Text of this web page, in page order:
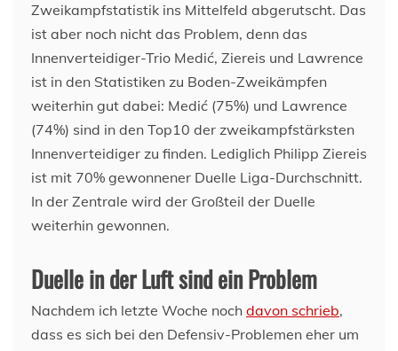
Zweikampfstatistik ins Mittelfeld abgerutscht. Das
ist aber noch nicht das Problem, denn das
Innenverteidiger-Trio Medić, Ziereis und Lawrence
ist in den Statistiken zu Boden-Zweikämpfen
weiterhin gut dabei: Medić (75%) und Lawrence
(74%) sind in den Top10 der zweikampfstärksten
Innenverteidiger zu finden. Lediglich Philipp Ziereis
ist mit 70% gewonnener Duelle Liga-Durchschnitt.
In der Zentrale wird der Großteil der Duelle
weiterhin gewonnen.
Duelle in der Luft sind ein Problem
Nachdem ich letzte Woche noch davon schrieb,
dass es sich bei den Defensiv-Problemen eher um